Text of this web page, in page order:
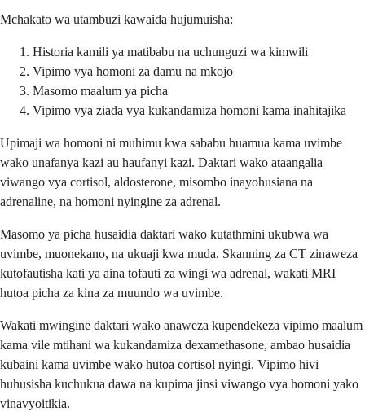
Mchakato wa utambuzi kawaida hujumuisha:
Historia kamili ya matibabu na uchunguzi wa kimwili
Vipimo vya homoni za damu na mkojo
Masomo maalum ya picha
Vipimo vya ziada vya kukandamiza homoni kama inahitajika
Upimaji wa homoni ni muhimu kwa sababu huamua kama uvimbe
wako unafanya kazi au haufanyi kazi. Daktari wako ataangalia
viwango vya cortisol, aldosterone, misombo inayohusiana na
adrenaline, na homoni nyingine za adrenal.
Masomo ya picha husaidia daktari wako kutathmini ukubwa wa
uvimbe, muonekano, na ukuaji kwa muda. Skanning za CT zinaweza
kutofautisha kati ya aina tofauti za wingi wa adrenal, wakati MRI
hutoa picha za kina za muundo wa uvimbe.
Wakati mwingine daktari wako anaweza kupendekeza vipimo maalum
kama vile mtihani wa kukandamiza dexamethasone, ambao husaidia
kubaini kama uvimbe wako hutoa cortisol nyingi. Vipimo hivi
huhusisha kuchukua dawa na kupima jinsi viwango vya homoni yako
vinavyoitikia.